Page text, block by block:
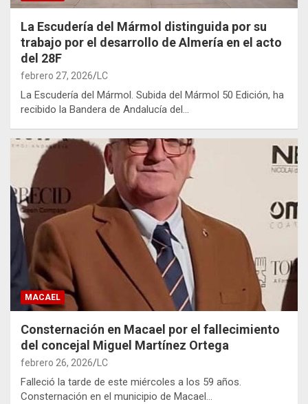
La Escudería del Mármol distinguida por su
trabajo por el desarrollo de Almería en el acto
del 28F
febrero 27, 2026 LC
La Escudería del Mármol. Subida del Mármol 50 Edición, ha
recibido la Bandera de Andalucía del…
MACAEL
Consternación en Macael por el fallecimiento
del concejal Miguel Martínez Ortega
febrero 26, 2026 LC
Falleció la tarde de este miércoles a los 59 años.
Consternación en el municipio de Macael…